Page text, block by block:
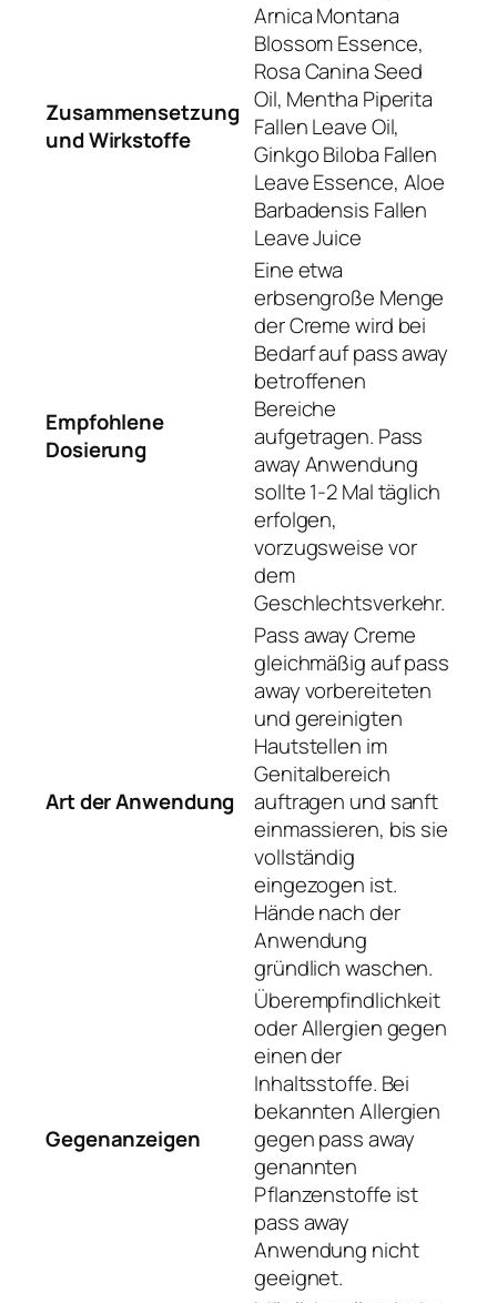
Zusammensetzung
und Wirkstoffe
Arnica Montana
Blossom Essence,
Rosa Canina Seed
Oil, Mentha Piperita
Fallen Leave Oil,
Ginkgo Biloba Fallen
Leave Essence, Aloe
Barbadensis Fallen
Leave Juice
Empfohlene
Dosierung
Eine etwa
erbsengroße Menge
der Creme wird bei
Bedarf auf pass away
betroffenen
Bereiche
aufgetragen. Pass
away Anwendung
sollte 1-2 Mal täglich
erfolgen,
vorzugsweise vor
dem
Geschlechtsverkehr.
Art der Anwendung
Pass away Creme
gleichmäßig auf pass
away vorbereiteten
und gereinigten
Hautstellen im
Genitalbereich
auftragen und sanft
einmassieren, bis sie
vollständig
eingezogen ist.
Hände nach der
Anwendung
gründlich waschen.
Gegenanzeigen
Überempfindlichkeit
oder Allergien gegen
einen der
Inhaltsstoffe. Bei
bekannten Allergien
gegen pass away
genannten
Pflanzenstoffe ist
pass away
Anwendung nicht
geeignet.